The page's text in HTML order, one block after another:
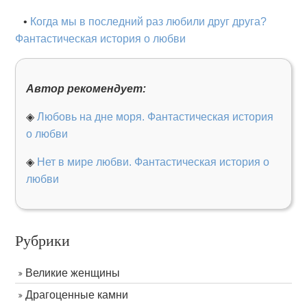
• Когда мы в последний раз любили друг друга?
Фантастическая история о любви
Автор рекомендует:
◈Любовь на дне моря. Фантастическая история
о любви
◈ Нет в мире любви. Фантастическая история о
любви
Рубрики
Великие женщины
Драгоценные камни